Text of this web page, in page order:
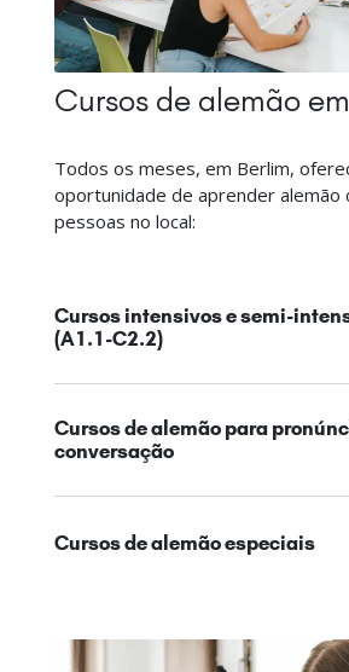
Cursos de alemão
Todos os meses, em Berlim,
oportunidade de aprender alemão
pessoas no local:
Cursos intensivos e semi-
(A1.1-C2.2)
Cursos de alemão para
conversação
Cursos de alemão especiais